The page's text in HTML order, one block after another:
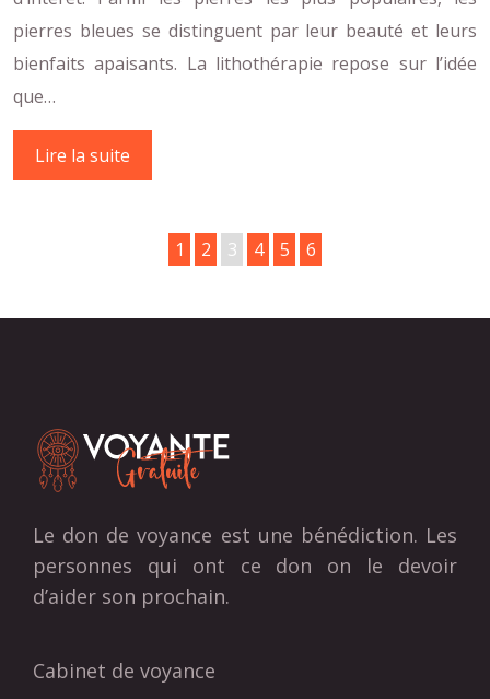
pierres bleues se distinguent par leur beauté et leurs
bienfaits apaisants. La lithothérapie repose sur l’idée
que…
Lire la suite
1 2 3 4 5 6
Le don de voyance est une bénédiction. Les
personnes qui ont ce don on le devoir
d’aider son prochain.
Cabinet de voyance